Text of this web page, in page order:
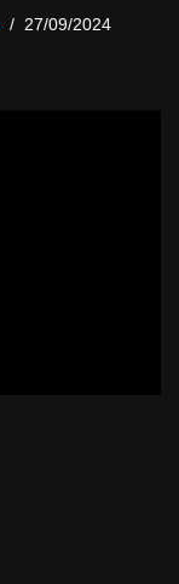
27/09/2024